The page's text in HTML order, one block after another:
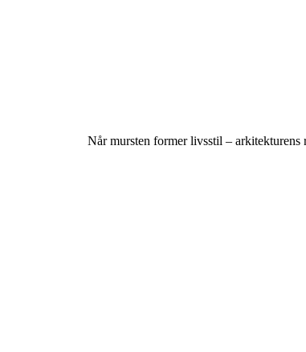
Når mursten former livsstil – arkitekturens